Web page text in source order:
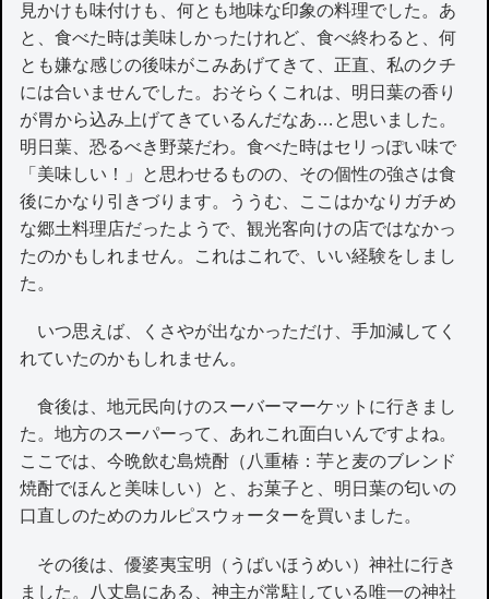
見かけも味付けも、何とも地味な印象の料理でした。あ
と、食べた時は美味しかったけれど、食べ終わると、何
とも嫌な感じの後味がこみあげてきて、正直、私のクチ
には合いませんでした。おそらくこれは、明日葉の香り
が胃から込み上げてきているんだなあ…と思いました。
明日葉、恐るべき野菜だわ。食べた時はセリっぽい味で
「美味しい！」と思わせるものの、その個性の強さは食
後にかなり引きづります。ううむ、ここはかなりガチめ
な郷土料理店だったようで、観光客向けの店ではなかっ
たのかもしれません。これはこれで、いい経験をしまし
た。
いつ思えば、くさやが出なかっただけ、手加減してく
れていたのかもしれません。
食後は、地元民向けのスーバーマーケットに行きまし
た。地方のスーパーって、あれこれ面白いんですよね。
ここでは、今晩飲む島焼酎（八重椿：芋と麦のブレンド
焼酎でほんと美味しい）と、お菓子と、明日葉の匂いの
口直しのためのカルピスウォーターを買いました。
その後は、優婆夷宝明（うばいほうめい）神社に行き
ました。八丈島にある、神主が常駐している唯一の神社